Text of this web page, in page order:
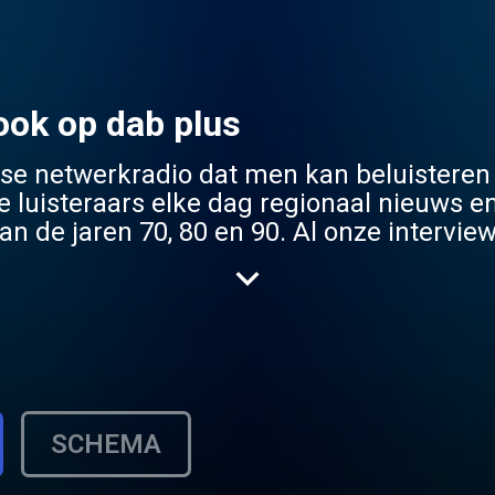
op dab plus
netwerkradio dat men kan
luisteraars elke dag regionaal nieuws
de jaren 70, 80 en 90. Al onze
SCHEMA